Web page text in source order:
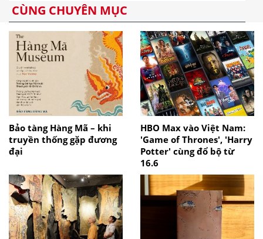
CÙNG CHUYÊN MỤC
Bảo tàng Hàng Mã – khi
truyền thống gặp đương
đại
HBO Max vào Việt Nam:
'Game of Thrones', 'Harry
Potter' cùng đổ bộ từ
16.6